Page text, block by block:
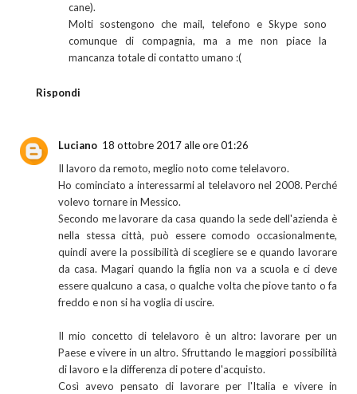
cane).
Molti sostengono che mail, telefono e Skype sono
comunque di compagnia, ma a me non piace la
mancanza totale di contatto umano :(
Rispondi
Luciano 18 ottobre 2017 alle ore 01:26
Il lavoro da remoto, meglio noto come telelavoro.
Ho cominciato a interessarmi al telelavoro nel 2008. Perché
volevo tornare in Messico.
Secondo me lavorare da casa quando la sede dell'azienda è
nella stessa città, può essere comodo occasionalmente,
quindi avere la possibilità di scegliere se e quando lavorare
da casa. Magari quando la figlia non va a scuola e ci deve
essere qualcuno a casa, o qualche volta che piove tanto o fa
freddo e non si ha voglia di uscire.
Il mio concetto di telelavoro è un altro: lavorare per un
Paese e vivere in un altro. Sfruttando le maggiori possibilità
di lavoro e la differenza di potere d'acquisto.
Così avevo pensato di lavorare per l'Italia e vivere in